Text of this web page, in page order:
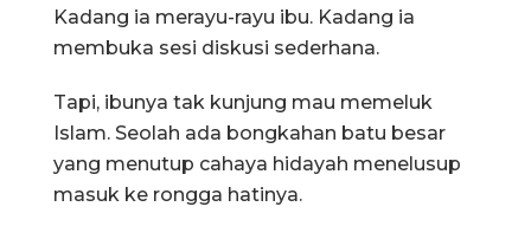
Kadang ia merayu-rayu ibu. Kadang ia
membuka sesi diskusi sederhana.
Tapi, ibunya tak kunjung mau memeluk
Islam. Seolah ada bongkahan batu besar
yang menutup cahaya hidayah menelusup
masuk ke rongga hatinya.